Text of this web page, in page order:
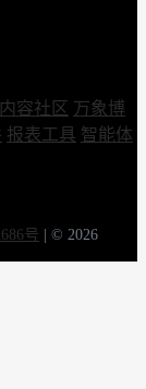
容社区 万象博
报表工具 智能体
号
© 2026